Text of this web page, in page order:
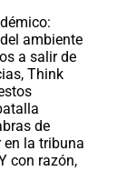
ambiente
a salir de
Think
de
la tribuna
con razón,